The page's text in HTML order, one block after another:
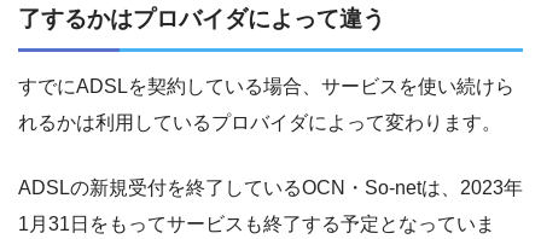
了するかはプロバイダによって違う
すでにADSLを契約している場合、サービスを使い続けら
れるかは利用しているプロバイダによって変わります。
ADSLの新規受付を終了しているOCN・So-netは、2023年
1月31日をもってサービスも終了する予定となっていま